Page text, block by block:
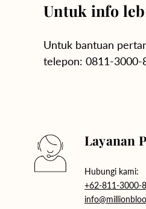
Untuk info
Untuk bantuan
telepon: 0811-3000-
Layanan
Hubungi kami:
+62-811-3000-